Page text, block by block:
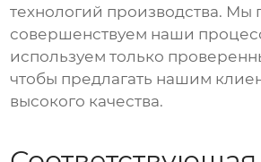
технологий производства. Мы
совершенствуем наши
используем только
чтобы предлагать нашим
высокого качества.